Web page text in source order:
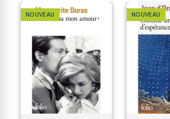
NOUVEAU NOUVEAU